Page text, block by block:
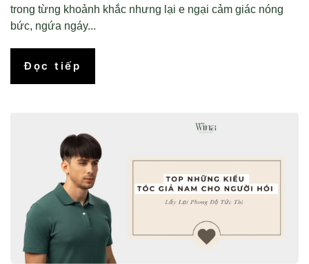
trong từng khoảnh khắc nhưng lại e ngại cảm giác nóng
bức, ngứa ngáy...
Đọc tiếp